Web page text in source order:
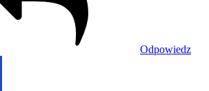
Odpowiedz